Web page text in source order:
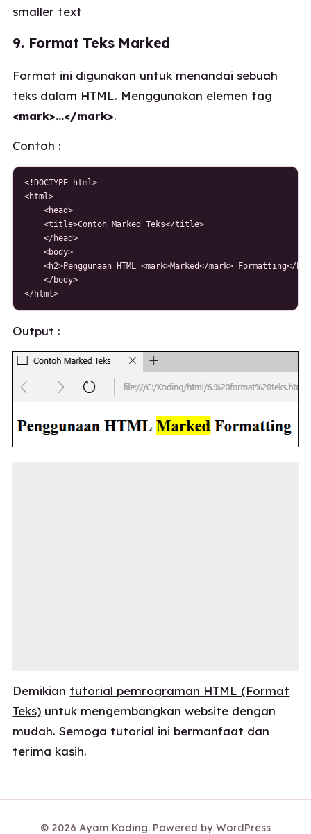
9. Format Teks Marked
Format ini digunakan untuk menandai sebuah
teks dalam HTML. Menggunakan elemen tag
<mark>…</mark>.
Contoh :
<!DOCTYPE html>
<html>
    <head>
    <title>Contoh Marked Teks</title>
    </head>
    <body>
    <h2>Penggunaan HTML <mark>Marked</mark> Formatting</h2>
    </body>
</html>
Output :
Demikian tutorial pemrograman HTML (Format
Teks) untuk mengembangkan website dengan
mudah. Semoga tutorial ini bermanfaat dan
terima kasih.
© 2026 Ayam Koding. Powered by WordPress